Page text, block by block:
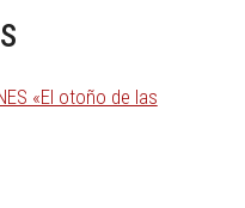
«El otoño de las